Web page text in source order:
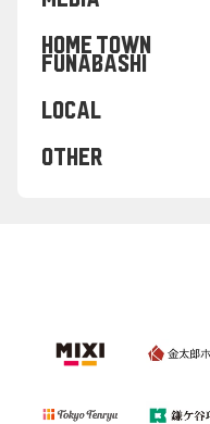
HOME TOWN
FUNABASHI
LOCAL
OTHER